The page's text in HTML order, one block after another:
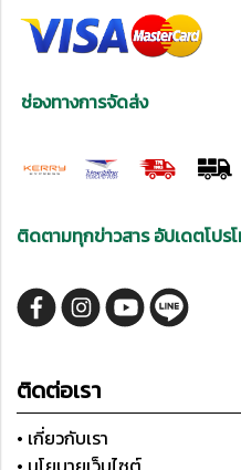
ช่องทางการจัดส่ง
ติดตามทุกข่าวสาร อัปเดตโปร
ติดต่อเรา
• เกี่ยวกับเรา